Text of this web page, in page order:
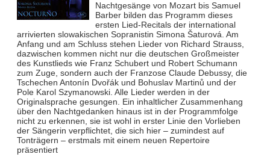
Nachtgesänge von Mozart bis Samuel
Barber bilden das Programm dieses
ersten Lied-Recitals der international
arrivierten slowakischen Sopranistin Simona Šaturová. Am
Anfang und am Schluss stehen Lieder von Richard Strauss,
dazwischen kommen nicht nur die deutschen Großmeister
des Kunstlieds wie Franz Schubert und Robert Schumann
zum Zuge, sondern auch der Franzose Claude Debussy, die
Tschechen Antonín Dvořák und Bohuslav Martinů und der
Pole Karol Szymanowski. Alle Lieder werden in der
Originalsprache gesungen. Ein inhaltlicher Zusammenhang
über den Nachtgedanken hinaus ist in der Programmfolge
nicht zu erkennen, sie ist wohl in erster Linie den Vorlieben
der Sängerin verpflichtet, die sich hier – zumindest auf
Tonträgern – erstmals mit einem neuen Repertoire
präsentiert